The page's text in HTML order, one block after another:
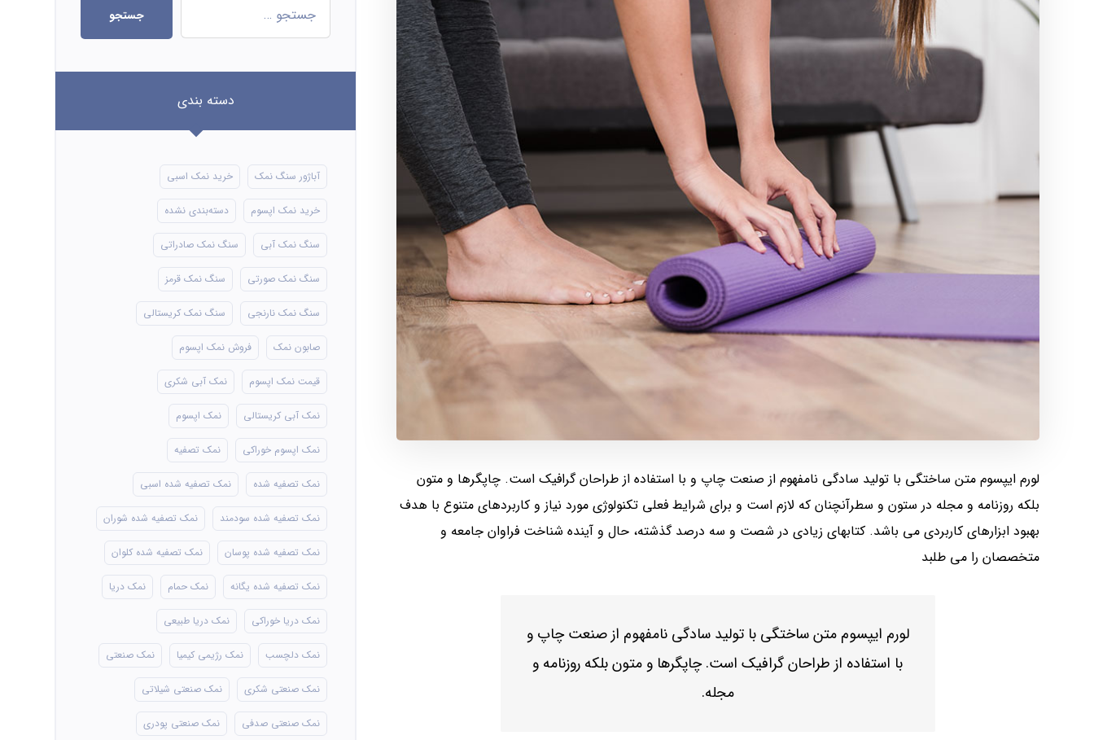
لورم ایپسوم متن ساختگی با تولید سادگی نامفهوم از صنعت چاپ و با استفاده از طراحان گرافیک است. چاپگرها و متون
بلکه روزنامه و مجله در ستون و سطرآنچنان که لازم است و برای شرایط فعلی تکنولوژی مورد نیاز و کاربردهای متنوع با هدف
بهبود ابزارهای کاربردی می باشد. کتابهای زیادی در شصت و سه درصد گذشته، حال و آینده شناخت فراوان جامعه و
متخصصان را می طلبد
لورم ایپسوم متن ساختگی با تولید سادگی نامفهوم از صنعت چاپ و
با استفاده از طراحان گرافیک است. چاپگرها و متون بلکه روزنامه و
مجله.
جستجو
دسته بندی
آباژور سنگ نمک خرید نمک اسبی
خرید نمک اپسوم دسته‌بندی نشده
سنگ نمک آبی سنگ نمک صادراتی
سنگ نمک صورتی سنگ نمک قرمز
سنگ نمک نارنجی سنگ نمک کریستالی
صابون نمک فروش نمک اپسوم
قیمت نمک اپسوم نمک آبی شکری
نمک آبی کریستالی نمک اپسوم
نمک اپسوم خوراکی نمک تصفیه
نمک تصفیه شده نمک تصفیه شده اسبی
نمک تصفیه شده سودمند نمک تصفیه شده شوران
نمک تصفیه شده پوسان نمک تصفیه شده کلوان
نمک تصفیه شده یگانه نمک حمام نمک دریا
نمک دریا خوراکی نمک دریا طبیعی
نمک دلچسب نمک رژیمی کیمیا نمک صنعتی
نمک صنعتی شکری نمک صنعتی شیلاتی
نمک صنعتی صدفی نمک صنعتی پودری